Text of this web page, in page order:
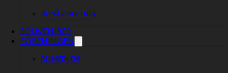
BLI VÅR PARTNER
SOUVENIRER
FÖRENINGEN
BLI MEDLEM
kommer att få gå in för 100kr/person.
Snälla respektera detta, det är inte vårt beslut utan
VÄLKOMNA!